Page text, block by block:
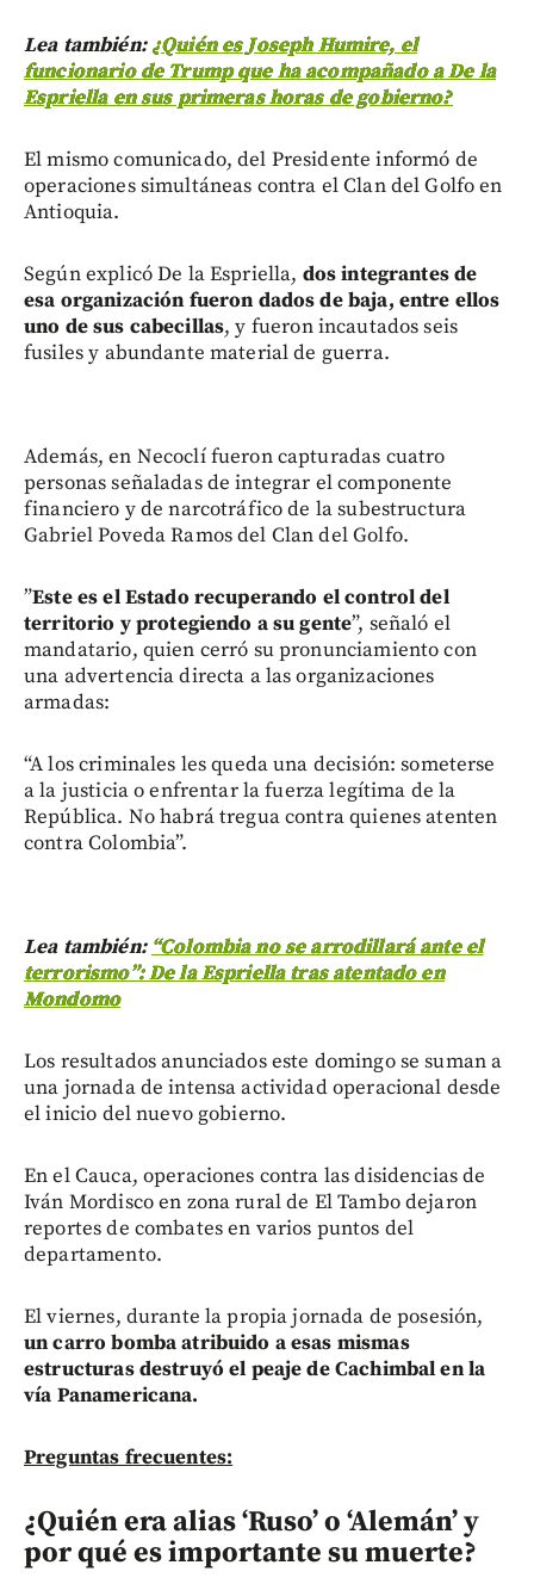
Lea también:¿Quién es Joseph Humire, el
funcionario de Trump que ha acompañado a De la
Espriella en sus primeras horas de gobierno?
El mismo comunicado, del Presidente informó de
operaciones simultáneas contra el Clan del Golfo en
Antioquia.
Según explicó De la Espriella, dos integrantes de
esa organización fueron dados de baja, entre ellos
uno de sus cabecillas, y fueron incautados seis
fusiles y abundante material de guerra.
Además, en Necoclí fueron capturadas cuatro
personas señaladas de integrar el componente
financiero y de narcotráfico de la subestructura
Gabriel Poveda Ramos del Clan del Golfo.
”Este es el Estado recuperando el control del
territorio y protegiendo a su gente”, señaló el
mandatario, quien cerró su pronunciamiento con
una advertencia directa a las organizaciones
armadas:
“A los criminales les queda una decisión: someterse
a la justicia o enfrentar la fuerza legítima de la
República. No habrá tregua contra quienes atenten
contra Colombia”.
Lea también: “Colombia no se arrodillará ante el
terrorismo”: De la Espriella tras atentado en
Mondomo
Los resultados anunciados este domingo se suman a
una jornada de intensa actividad operacional desde
el inicio del nuevo gobierno.
En el Cauca, operaciones contra las disidencias de
Iván Mordisco en zona rural de El Tambo dejaron
reportes de combates en varios puntos del
departamento.
El viernes, durante la propia jornada de posesión,
un carro bomba atribuido a esas mismas
estructuras destruyó el peaje de Cachimbal en la
vía Panamericana.
Preguntas frecuentes:
¿Quién era alias ‘Ruso’ o ‘Alemán’ y
por qué es importante su muerte?